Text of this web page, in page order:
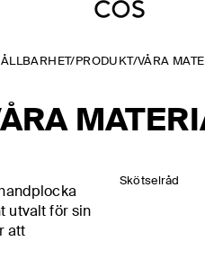
/ PRODUKT/VÅRA
Skötselråd
utvalt för sin
att